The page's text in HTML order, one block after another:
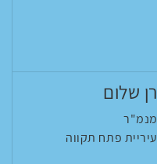
רן שלום
מנמ"ר
עיריית פתח תקווה